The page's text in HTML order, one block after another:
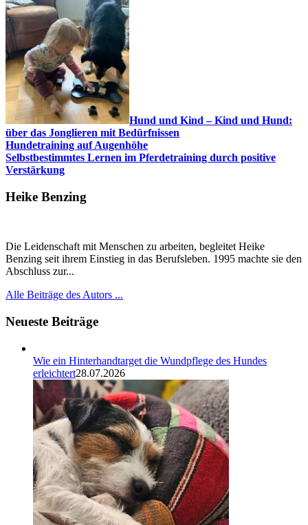
Hund und Kind – Kind und Hund:
über das Jonglieren mit Bedürfnissen
Hundetraining auf Augenhöhe
Selbstbestimmtes Lernen im Pferdetraining durch positive
Verstärkung
Heike Benzing
Die Leidenschaft mit Menschen zu arbeiten, begleitet Heike
Benzing seit ihrem Einstieg in das Berufsleben. 1995 machte sie den
Abschluss zur...
Alle Beiträge des Autors ...
Neueste Beiträge
Wie ein Hinterhandtarget die Wundpflege des Hundes
erleichtert28.07.2026